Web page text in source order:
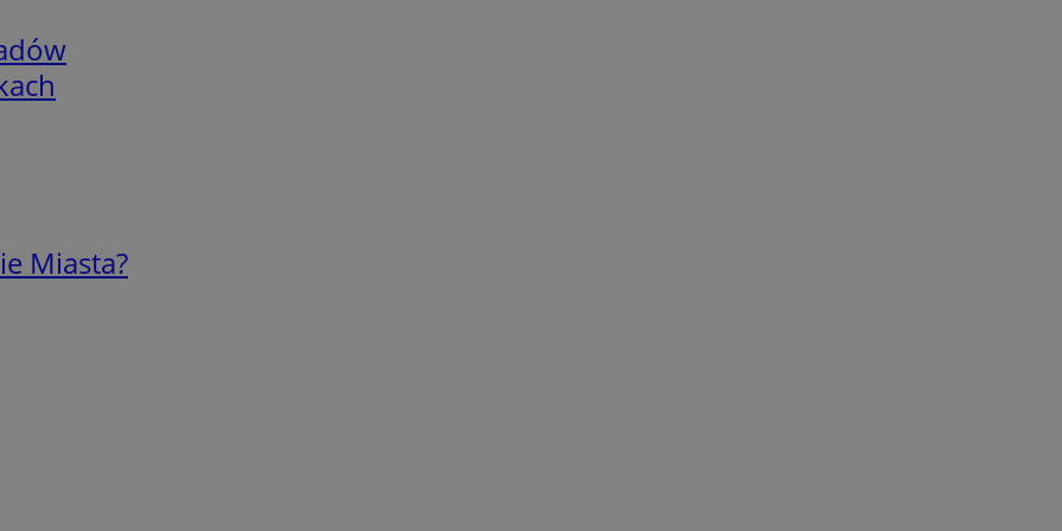
Miasta?